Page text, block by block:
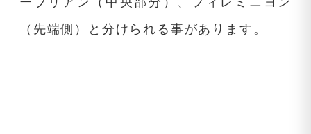
（先端側）と分けられる事があります。